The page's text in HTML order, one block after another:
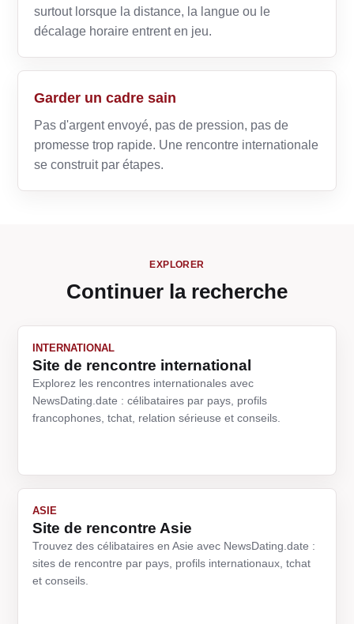
surtout lorsque la distance, la langue ou le
décalage horaire entrent en jeu.
Garder un cadre sain
Pas d'argent envoyé, pas de pression, pas de
promesse trop rapide. Une rencontre internationale
se construit par étapes.
EXPLORER
Continuer la recherche
INTERNATIONAL
Site de rencontre international
Explorez les rencontres internationales avec
NewsDating.date : célibataires par pays, profils
francophones, tchat, relation sérieuse et conseils.
ASIE
Site de rencontre Asie
Trouvez des célibataires en Asie avec NewsDating.date :
sites de rencontre par pays, profils internationaux, tchat
et conseils.